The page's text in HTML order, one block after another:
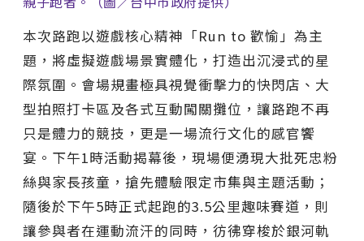
本次路跑以遊戲核心精神「Run to 歡愉」為主
題，將虛擬遊戲場景實體化，打造出沉浸式的星
際氛圍。會場規畫極具視覺衝擊力的快閃店、大
型拍照打卡區及各式互動闖關攤位，讓路跑不再
只是體力的競技，更是一場流行文化的感官饗
宴。下午1時活動揭幕後，現場便湧現大批死忠粉
絲與家長孩童，搶先體驗限定市集與主題活動；
隨後於下午5時正式起跑的3.5公里趣味賽道，則
讓參與者在運動流汗的同時，彷彿穿梭於銀河軌